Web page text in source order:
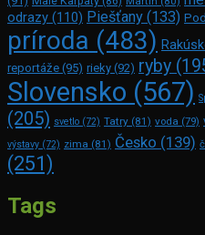
odrazy (110) Piešťany (133)
príroda (483)
reportáže (95) rieky (92) ryby
Slovensko (567)
(205) svetlo (72) Tatry (81) voda (79)
výstavy (72) zima (81) Česko (139)
(251)
Tags